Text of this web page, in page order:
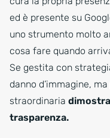
ed è presente su
uno strumento molto
cosa fare quando
Se gestita con
danno d’immagine,
straordinaria
trasparenza.